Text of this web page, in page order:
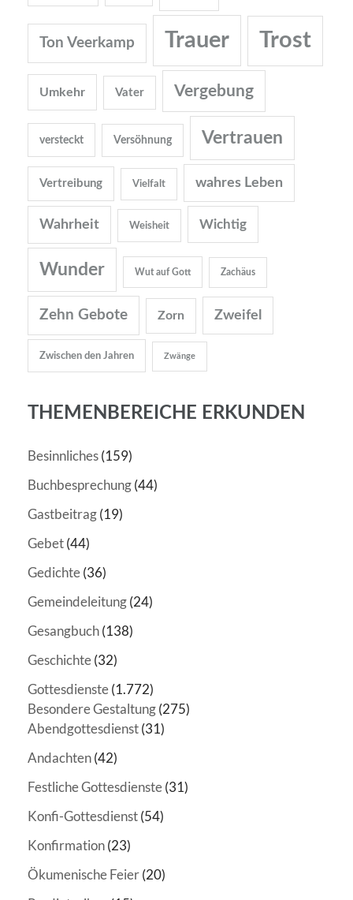
Ton Veerkamp Trauer Trost
Umkehr Vater Vergebung
versteckt Versöhnung Vertrauen
Vertreibung Vielfalt wahres Leben
Wahrheit Weisheit Wichtig
Wunder Wut auf Gott Zachäus
Zehn Gebote Zorn Zweifel
Zwischen den Jahren Zwänge
THEMENBEREICHE ERKUNDEN
Besinnliches(159)
Buchbesprechung(44)
Gastbeitrag(19)
Gebet(44)
Gedichte(36)
Gemeindeleitung(24)
Gesangbuch(138)
Geschichte(32)
Gottesdienste(1.772)
Besondere Gestaltung(275)
Abendgottesdienst(31)
Andachten(42)
Festliche Gottesdienste(31)
Konfi-Gottesdienst(54)
Konfirmation(23)
Ökumenische Feier(20)